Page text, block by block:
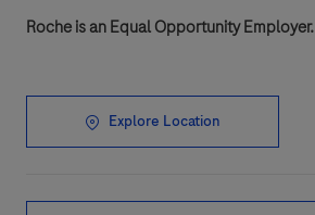
Roche is an Equal Opportunity Employer.
Explore Location